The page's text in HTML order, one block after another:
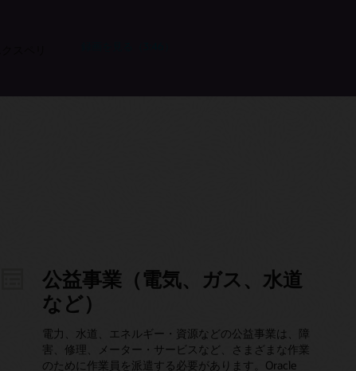
公益事業（電気、ガス、水道
など）
電力、水道、エネルギー・資源などの公益事業は、障
害、修理、メーター・サービスなど、さまざまな作業
のために作業員を派遣する必要があります。Oracle